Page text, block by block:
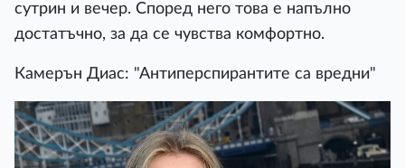
сутрин и вечер. Според него това е напълно
достатъчно, за да се чувства комфортно.
Камерън Диас: "Антиперспирантите са вредни"